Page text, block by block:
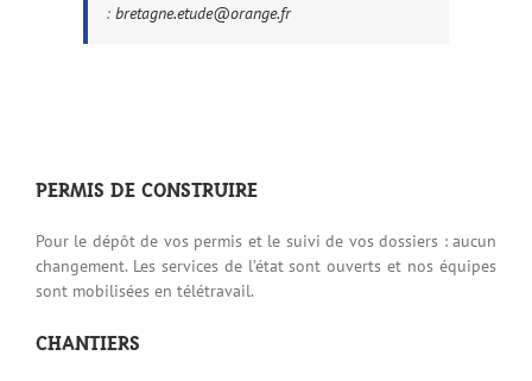
: bretagne.etude@orange.fr
PERMIS DE CONSTRUIRE
Pour le dépôt de vos permis et le suivi de vos dossiers : aucun
changement. Les services de l’état sont ouverts et nos équipes
sont mobilisées en télétravail.
CHANTIERS